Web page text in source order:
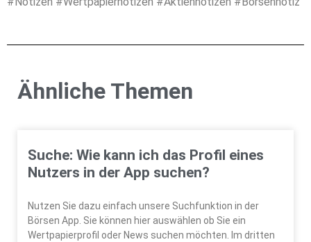
Ähnliche Themen
Suche: Wie kann ich das Profil eines
Nutzers in der App suchen?
Nutzen Sie dazu einfach unsere Suchfunktion in der
Börsen App. Sie können hier auswählen ob Sie ein
Wertpapierprofil oder News suchen möchten. Im dritten